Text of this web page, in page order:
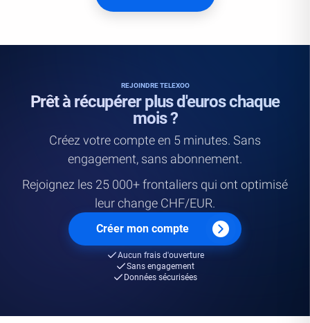
REJOINDRE TELEXOO
Prêt à récupérer plus d'euros chaque
mois ?
Créez votre compte en 5 minutes. Sans
engagement, sans abonnement.
Rejoignez les 25 000+ frontaliers qui ont optimisé
leur change CHF/EUR.
Créer mon compte
Aucun frais d'ouverture
Sans engagement
Données sécurisées